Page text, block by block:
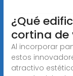
¿Qué
cortina de
Al incorporar
estos
atractivo